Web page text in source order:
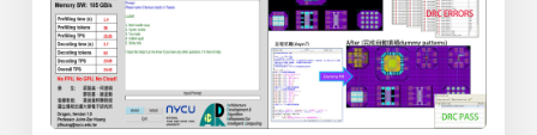
教授團隊研發出針對邊緣運算應用優化之大型語言模型
推論加速器晶片